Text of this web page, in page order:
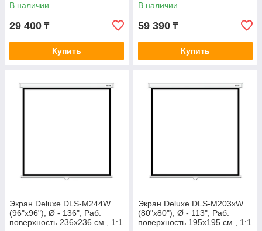
В наличии
29 400 ₸
Купить
В наличии
59 390 ₸
Купить
Экран Deluxe DLS-M244W
(96"х96"), Ø - 136", Раб.
поверхность 236х236 см., 1:1
Экран Deluxe DLS-M203xW
(80"х80"), Ø - 113", Раб.
поверхность 195х195 см., 1:1